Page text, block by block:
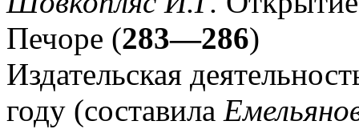
Печоре (283—286)
Издательская
году (составила